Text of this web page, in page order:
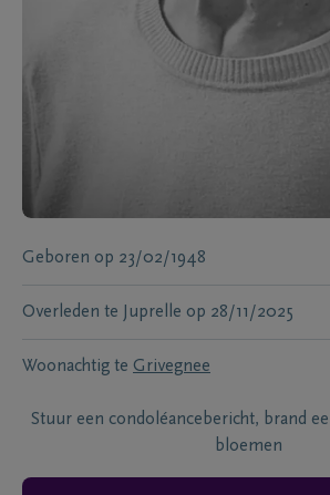
Geboren op 23/02/1948
Overleden te Juprelle op 28/11/2025
Woonachtig te Grivegnee
Stuur een condoléancebericht, brand
bloemen